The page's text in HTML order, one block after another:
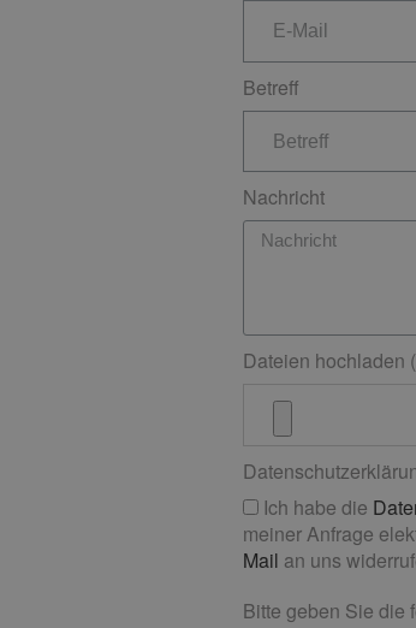
Betreff
Nachricht
Dateien hochladen
Ich habe die
meiner Anfrage
Mail an uns
Bitte geben Sie die